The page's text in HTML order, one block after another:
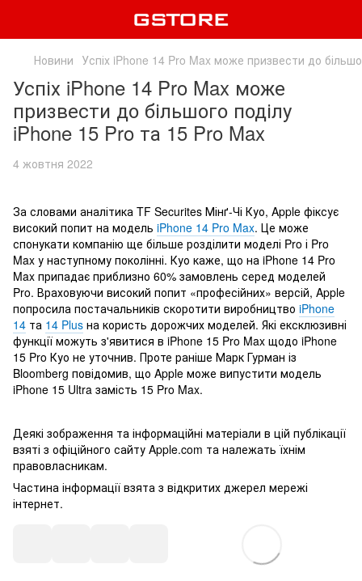
Новини Успіх iPhone 14 Pro Max може призвести до
Успіх iPhone 14 Pro Max може
призвести до більшого поділу
iPhone 15 Pro та 15 Pro Max
4 жовтня 2022
За словами аналітика TF Securites Мінґ-Чі Куо, Apple фіксує
високий попит на модель iPhone 14 Pro Max. Це може
спонукати компанію ще більше розділити моделі Pro і Pro
Max у наступному поколінні. Куо каже, що на iPhone 14 Pro
Max припадає приблизно 60% замовлень серед моделей
Pro. Враховуючи високий попит «професійних» версій, Apple
попросила постачальників скоротити виробництво iPhone
14 та 14 Plus на користь дорожчих моделей. Які ексклюзивні
функції можуть з'явитися в iPhone 15 Pro Max щодо iPhone
15 Pro Куо не уточнив. Проте раніше Марк Гурман із
Bloomberg повідомив, що Apple може випустити модель
iPhone 15 Ultra замість 15 Pro Max.
Деякі зображення та інформаційні матеріали в цій публікації
взяті з офіційного сайту Apple.com та належать їхнім
правовласникам.
Частина інформації взята з відкритих джерел мережі
інтернет.